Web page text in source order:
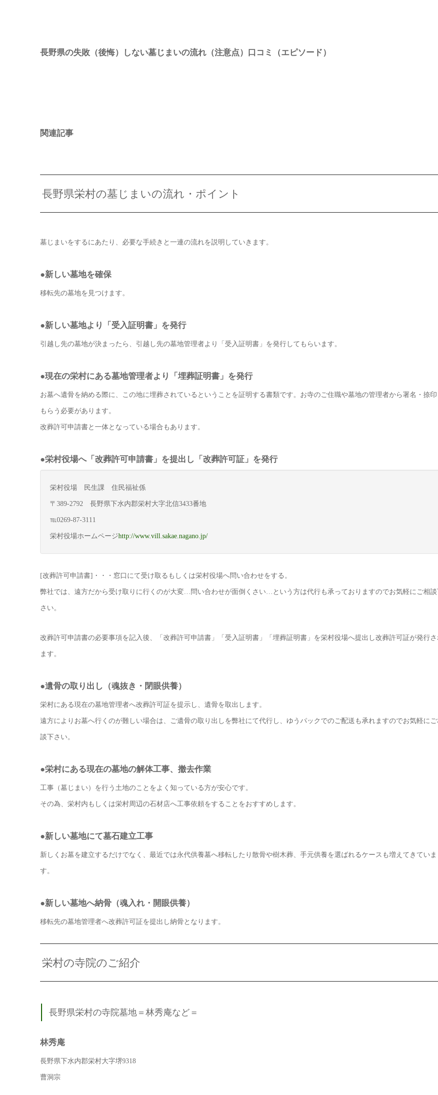
長野県の失敗（後悔）しない墓じまいの流れ（注意点）口コミ（エピソード）
関連記事
長野県栄村の墓じまいの流れ・ポイント
墓じまいをするにあたり、必要な手続きと一連の流れを説明していきます。
●新しい墓地を確保
移転先の墓地を見つけます。
●新しい墓地より「受入証明書」を発行
引越し先の墓地が決まったら、引越し先の墓地管理者より「受入証明書」を発行してもらいます。
●現在の栄村にある墓地管理者より「埋葬証明書」を発行
お墓へ遺骨を納める際に、この地に埋葬されているということを証明する書類です。お寺のご住職や墓地の管理者から署名・捺
もらう必要があります。
改葬許可申請書と一体となっている場合もあります。
●栄村役場へ「改葬許可申請書」を提出し「改葬許可証」を発行
栄村役場 民生課 住民福祉係
〒389-2792 長野県下水内郡栄村大字北信3433番地
℡0269-87-3111
栄村役場ホームページhttp://www.vill.sakae.nagano.jp/
[改葬許可申請書]・・・窓口にて受け取るもしくは栄村役場へ問い合わせをする。
弊社では、遠方だから受け取りに行くのが大変…問い合わせが面倒くさい…という方は代行も承っておりますのでお気軽にご相
さい。
改葬許可申請書の必要事項を記入後、「改葬許可申請書」「受入証明書」「埋葬証明書」を栄村役場へ提出し改葬許可証が発行
ます。
●遺骨の取り出し（魂抜き・閉眼供養）
栄村にある現在の墓地管理者へ改葬許可証を提示し、遺骨を取出します。
遠方によりお墓へ行くのが難しい場合は、ご遺骨の取り出しを弊社にて代行し、ゆうパックでのご配送も承れますのでお気軽に
談下さい。
●栄村にある現在の墓地の解体工事、撤去作業
工事（墓じまい）を行う土地のことをよく知っている方が安心です。
その為、栄村内もしくは栄村周辺の石材店へ工事依頼をすることをおすすめします。
●新しい墓地にて墓石建立工事
新しくお墓を建立するだけでなく、最近では永代供養墓へ移転したり散骨や樹木葬、手元供養を選ばれるケースも増えてきていま
す。
●新しい墓地へ納骨（魂入れ・開眼供養）
移転先の墓地管理者へ改葬許可証を提出し納骨となります。
栄村の寺院のご紹介
長野県栄村の寺院墓地＝林秀庵など＝
林秀庵
長野県下水内郡栄村大字堺9318
曹洞宗